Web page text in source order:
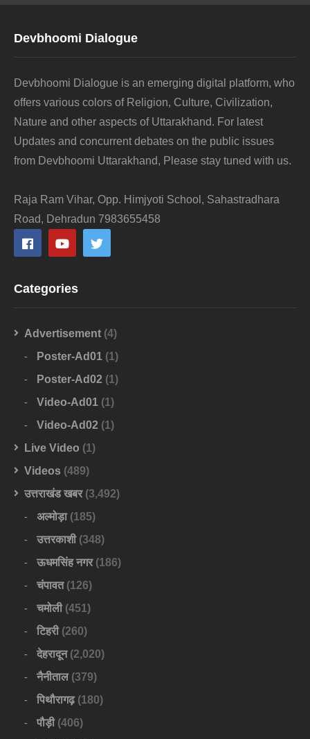
Devbhoomi Dialogue
Devbhoomi Dialogue is an emerging digital platform, who
offers various colors of Religion, Culture, Civilization,
Nature and other aspects of Uttarakhand. For latest
Updates and concurrent debates on the public issues
from Devbhoomi Uttarakhand, Please stay tuned with us.
Raja Ram Vihar, Opp. Himjyoti School, Sahastradhara
Road, Dehradun 7983655458
Categories
Advertisement (4)
Poster-Ad01 (1)
Poster-Ad02 (1)
Video-Ad01 (1)
Video-Ad02 (1)
Live Video (1)
Videos (489)
उत्तराखंड खबर(3,492)
अल्मोड़ा(185)
उत्तरकाशी(348)
ऊधमसिंह नगर(186)
चंपावत(126)
चमोली(451)
टिहरी(260)
देहरादून(2,020)
नैनीताल(379)
पिथौरागढ़(180)
पौड़ी(406)